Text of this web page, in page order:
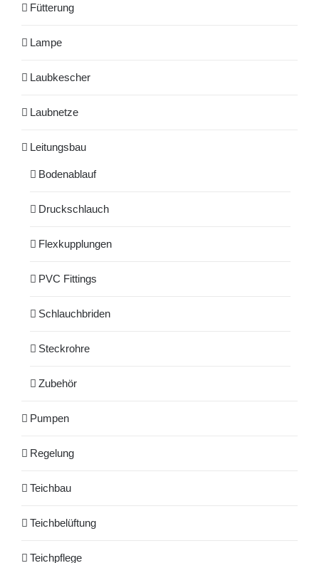
Fütterung
Lampe
Laubkescher
Laubnetze
Leitungsbau
Bodenablauf
Druckschlauch
Flexkupplungen
PVC Fittings
Schlauchbriden
Steckrohre
Zubehör
Pumpen
Regelung
Teichbau
Teichbelüftung
Teichpflege